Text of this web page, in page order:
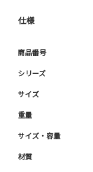
仕様
商品番号
シリーズ
サイズ
重量
サイズ・容量
材質